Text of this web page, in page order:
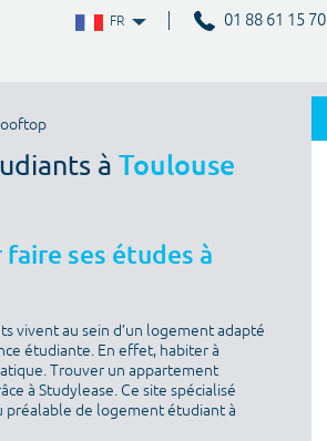
FR 01 88 61 15 70
à Toulouse
ses études à
vivent au sein d’un logement adapté
étudiante. En effet, habiter à
Trouver un appartement
à Studylease. Ce site spécialisé
préalable de logement étudiant à